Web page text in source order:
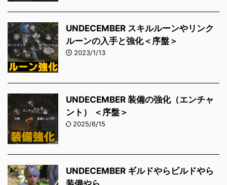
UNDECEMBER スキルルーンやリンク
ルーンの入手と強化＜序盤＞
2023/1/13
UNDECEMBER 装備の強化（エンチャ
ント） ＜序盤＞
2025/6/15
UNDECEMBER ギルドやらビルドやら